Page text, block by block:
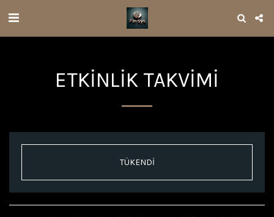
ETKINLIK TAKVIMI
TÜKENDİ